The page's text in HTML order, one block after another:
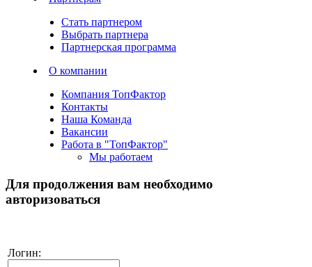
Стать партнером
Выбрать партнера
Партнерская программа
О компании
Компания ТопФактор
Контакты
Наша Команда
Вакансии
Работа в "ТопФактор"
Мы работаем
Для продолжения вам необходимо
авторизоваться
Логин: